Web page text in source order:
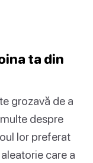
ta din
grozavă de a
despre
lor preferat
care a